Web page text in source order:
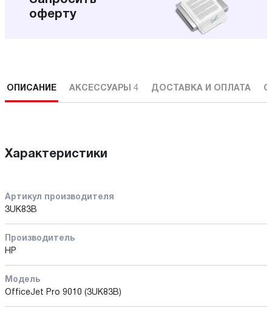
оферту
ОПИСАНИЕ АКСЕССУАРЫ 4 ДОСТАВКА И ОПЛАТА
Характеристики
Артикул производителя
3UK83B
Производитель
HP
Модель
OfficeJet Pro 9010 (3UK83B)